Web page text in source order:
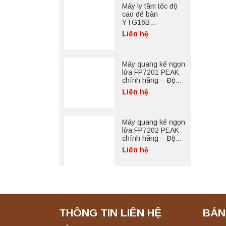
Máy ly tâm tốc độ
cao để bàn
YTG16B
Yonglekang – Thiết
bị ly tâm phòng thí
Liên hệ
Máy quang kế ngọn
lửa FP7201 PEAK
chính hãng – Độ
chính xác cao, vận
hành ổn định
Liên hệ
Máy quang kế ngọn
lửa FP7202 PEAK
chính hãng – Độ
chính xác cao, vận
hành ổn định
Liên hệ
THÔNG TIN LIÊN HỆ